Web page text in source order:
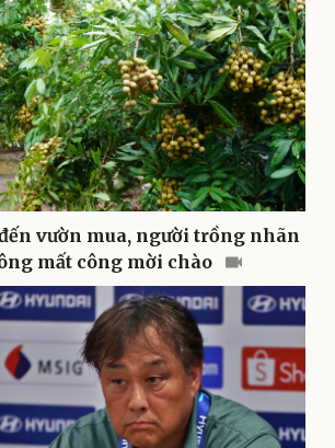
Đời sống
Nhà đẹp
Blog
Tình yêu - Gia đình
vườn mua, người trồng nhãn
mất công mời chào